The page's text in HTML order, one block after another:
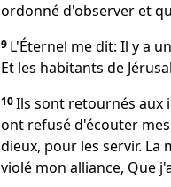
ordonné d'observer et
9 L'Éternel me dit: Il y a
Et les habitants de
10Ils sont retournés aux
ont refusé d'écouter
dieux, pour les servir. La
violé mon alliance, Que